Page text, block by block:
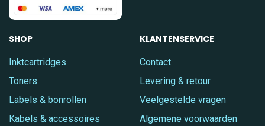
SHOP
Inktcartridges
Toners
Labels & bonrollen
Kabels & accessoires
KLANTENSERVICE
Contact
Levering & retour
Veelgestelde vragen
Algemene voorwaarden